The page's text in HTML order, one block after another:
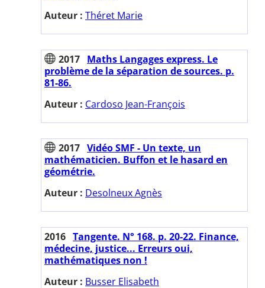
Auteur : Théret Marie
2017 Maths Langages express. Le
problème de la séparation de sources. p.
81-86.
Auteur : Cardoso Jean-François
2017 Vidéo SMF - Un texte, un
mathématicien. Buffon et le hasard en
géométrie.
Auteur : Desolneux Agnès
2016 Tangente. N° 168. p. 20-22. Finance,
médecine, justice... Erreurs oui,
mathématiques non !
Auteur : Busser Elisabeth